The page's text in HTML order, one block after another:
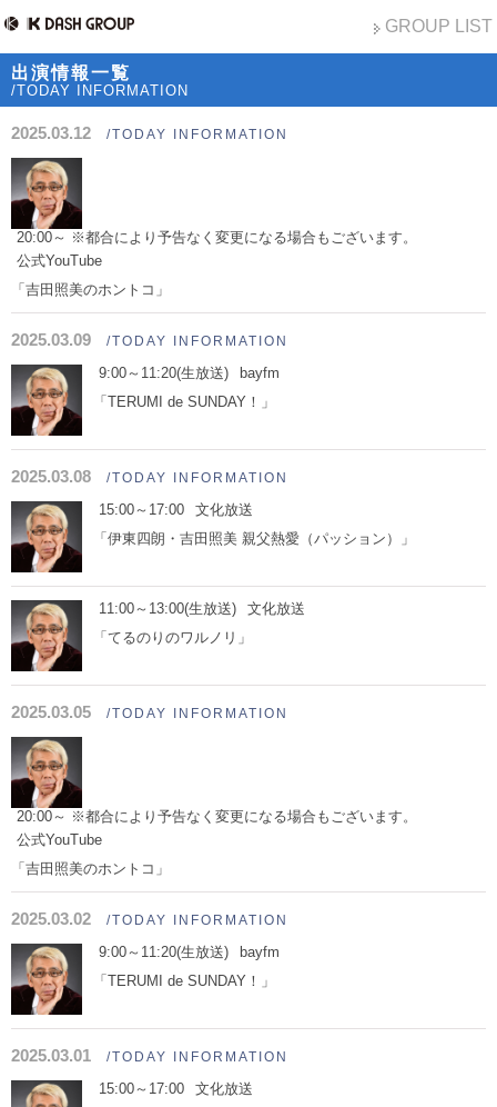
GROUP LIST
出演情報一覧
/TODAY INFORMATION
2025.03.12 /TODAY INFORMATION
20:00～ ※都合により予告なく変更になる場合もございます。
公式YouTube
「吉田照美のホントコ」
2025.03.09 /TODAY INFORMATION
9:00～11:20(生放送)
bayfm
「TERUMI de SUNDAY！」
2025.03.08 /TODAY INFORMATION
15:00～17:00
文化放送
「伊東四朗・吉田照美 親父熱愛（パッション）」
11:00～13:00(生放送)
文化放送
「てるのりのワルノリ」
2025.03.05 /TODAY INFORMATION
20:00～ ※都合により予告なく変更になる場合もございます。
公式YouTube
「吉田照美のホントコ」
2025.03.02 /TODAY INFORMATION
9:00～11:20(生放送)
bayfm
「TERUMI de SUNDAY！」
2025.03.01 /TODAY INFORMATION
15:00～17:00
文化放送